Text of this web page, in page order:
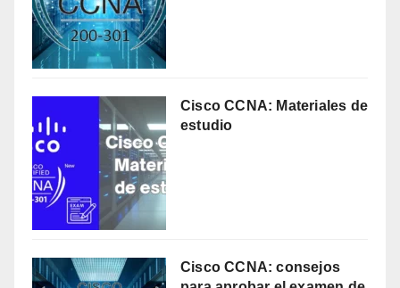
Cisco CCNA: Materiales de
estudio
Cisco CCNA: consejos